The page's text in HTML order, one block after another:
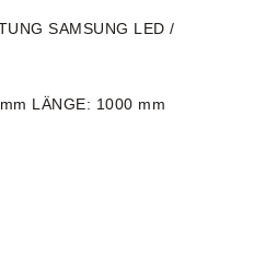
SAMSUNG LED /
LÄNGE: 1000 mm